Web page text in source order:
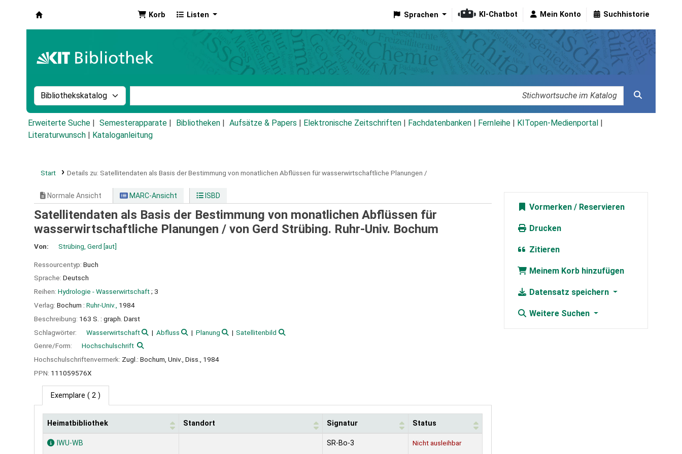
Korb Listen Sprachen KI-Chatbot Mein Konto Suchhistorie
Suche im Katalog nach:
Erweiterte Suche Semesterapparate Bibliotheken Aufsätze & Papers Elektronische Zeitschriften Fachdatenbanken Fernleihe KITopen-Medienportal
Literaturwunsch
Kataloganleitung
Start Details zu: Satellitendaten als Basis der Bestimmung von monatlichen Abflüssen für wasserwirtschaftliche Planungen /
Normale Ansicht MARC-Ansicht ISBD
Satellitendaten als Basis der Bestimmung von monatlichen Abflüssen für
wasserwirtschaftliche Planungen / von Gerd Strübing. Ruhr-Univ. Bochum
Von: Strübing, Gerd [aut]
Ressourcentyp: Buch
Sprache: Deutsch
Reihen: Hydrologie - Wasserwirtschaft; 3
Verlag: Bochum : Ruhr-Univ., 1984
Beschreibung: 163 S. : graph. Darst
Schlagwörter:
Wasserwirtschaft Abfluss Planung
Satellitenbild
Genre/Form:
Hochschulschrift
Hochschulschriftenvermerk: Zugl.: Bochum, Univ., Diss., 1984
PPN: 111059576X
Exemplare ( 2 )
Exemplare
Heimatbibliothek Standort Signatur Status
IWU-WB SR-Bo-3 Nicht ausleihbar
Vormerken
Drucken
Zitieren
Meinem Korb hinzufügen
Datensatz speichern
Weitere Suchen